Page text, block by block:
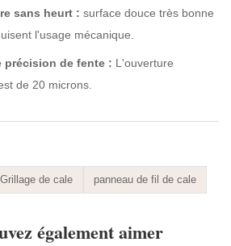
sans heurt : surface douce très bonne
l'usage mécanique.
précision de fente : L'ouverture
de 20 microns.
Grillage de cale panneau de fil de cale
également aimer